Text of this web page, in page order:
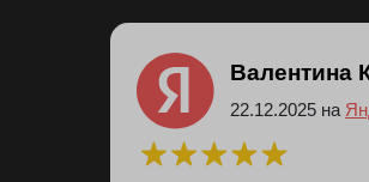
Валентина
22.12.2025 на